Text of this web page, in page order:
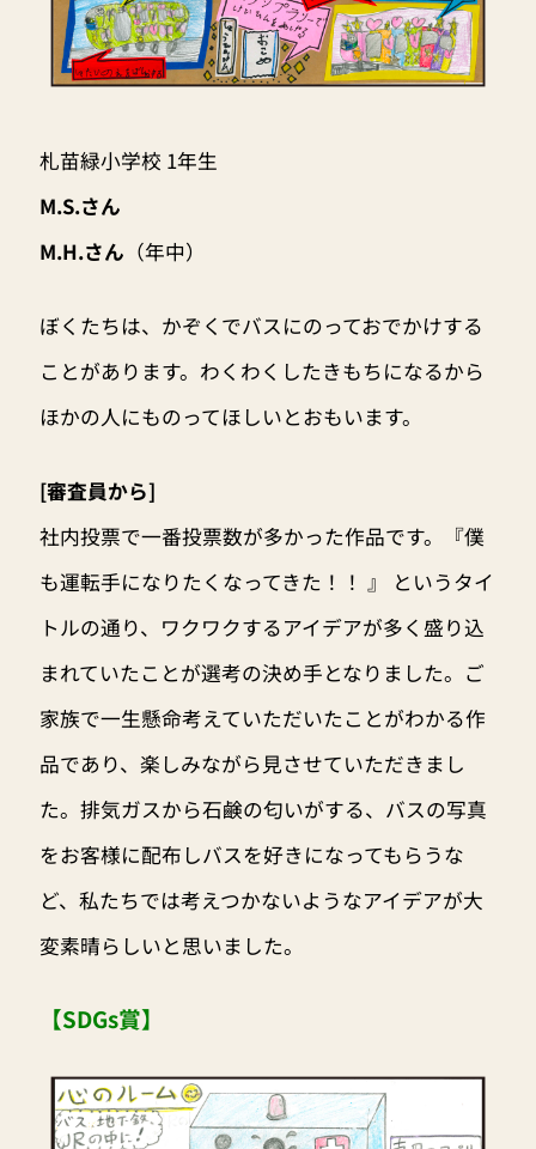
札苗緑小学校 1年生
M.S.さん
M.H.さん （年中）
ぼくたちは、かぞくでバスにのっておでかけする
ことがあります。わくわくしたきもちになるから
ほかの人にものってほしいとおもいます。
[審査員から]
社内投票で一番投票数が多かった作品です。『僕
も運転手になりたくなってきた！！ 』 というタイ
トルの通り、ワクワクするアイデアが多く盛り込
まれていたことが選考の決め手となりました。ご
家族で一生懸命考えていただいたことがわかる作
品であり、楽しみながら見させていただきまし
た。排気ガスから石鹸の匂いがする、バスの写真
をお客様に配布しバスを好きになってもらうな
ど、私たちでは考えつかないようなアイデアが大
変素晴らしいと思いました。
【SDGs賞】